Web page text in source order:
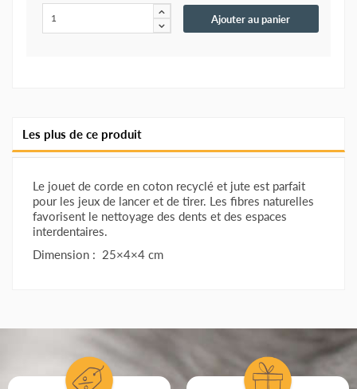
Ajouter au panier
Les plus de ce produit
Le jouet de corde en coton recyclé et jute est parfait
pour les jeux de lancer et de tirer. Les fibres naturelles
favorisent le nettoyage des dents et des espaces
interdentaires.
Dimension : 25×4×4 cm